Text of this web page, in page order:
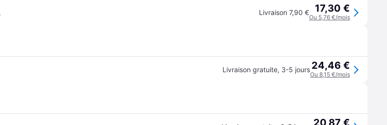
Noir Livraison 7,90 € 17,30 €
Ou 5,76 €/mois
Livraison gratuite, 3-5 jours 24,46 €
Ou 8,15 €/mois
20,87 €